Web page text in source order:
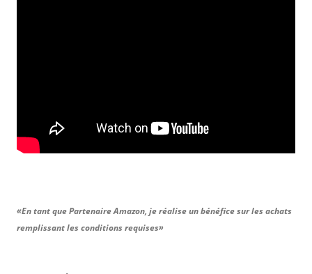
«En tant que Partenaire Amazon, je réalise un bénéfice sur les achats
remplissant les conditions requises»